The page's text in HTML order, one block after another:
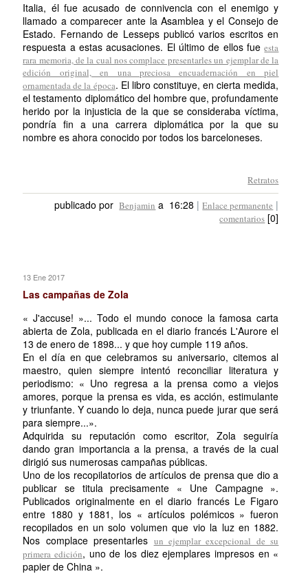
Italia, él fue acusado de connivencia con el enemigo y
llamado a comparecer ante la Asamblea y el Consejo de
Estado. Fernando de Lesseps publicó varios escritos en
respuesta a estas acusaciones. El último de ellos fueesta
rara memoria, de la cual nos complace presentarles un ejemplar de la
edición original, en una preciosa encuadernación en piel
ornamentada de la época. El libro constituye, en cierta medida,
el testamento diplomático del hombre que, profundamente
herido por la injusticia de la que se consideraba víctima,
pondría fin a una carrera diplomática por la que su
nombre es ahora conocido por todos los barceloneses.
Retratos
publicado por Benjamin a 16:28 |Enlace permanente |
comentarios [0]
13 Ene 2017
Las campañas de Zola
« J'accuse! »... Todo el mundo conoce la famosa carta
abierta de Zola, publicada en el diario francés L'Aurore el
13 de enero de 1898... y que hoy cumple 119 años.
En el día en que celebramos su aniversario, citemos al
maestro, quien siempre intentó reconciliar literatura y
periodismo: « Uno regresa a la prensa como a viejos
amores, porque la prensa es vida, es acción, estimulante
y triunfante. Y cuando lo deja, nunca puede jurar que será
para siempre...».
Adquirida su reputación como escritor, Zola seguiría
dando gran importancia a la prensa, a través de la cual
dirigió sus numerosas campañas públicas.
Uno de los recopilatorios de artículos de prensa que dio a
publicar se titula precisamente « Une Campagne ».
Publicados originalmente en el diario francés Le Figaro
entre 1880 y 1881, los « artículos polémicos » fueron
recopilados en un solo volumen que vio la luz en 1882.
Nos complace presentarles un ejemplar excepcional de su
primera edición, uno de los diez ejemplares impresos en «
papier de China ».